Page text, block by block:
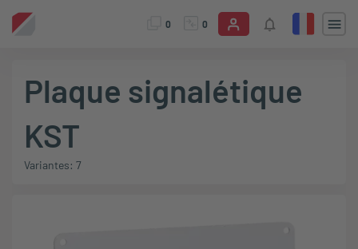
0 0
Plaque signalétique
KST
Variantes: 7